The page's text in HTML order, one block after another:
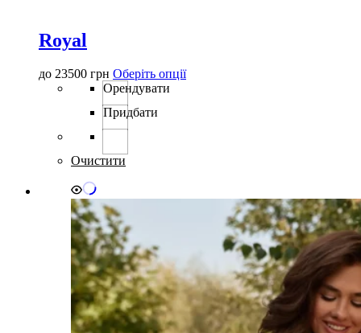
Royal
до 23500 грн Оберіть опціїЦей
сторінці
Орендувати
Придбати
Очистити